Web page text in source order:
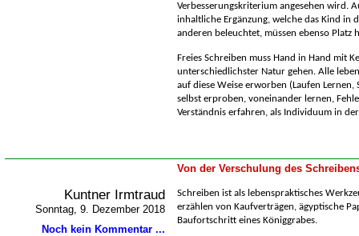
Verbesserungskriterium angesehen wird.
inhaltliche Ergänzung, welche das Kind in
anderen beleuchtet, müssen ebenso Platz
Freies Schreiben muss Hand in Hand mit
unterschiedlichster Natur gehen. Alle
auf diese Weise erworben (Laufen
selbst erproben, voneinander lernen,
Verständnis erfahren, als Individuum in
Von der Verschulung des
Kuntner Irmtraud
Sonntag, 9. Dezember 2018
Noch kein Kommentar ...
Schreiben ist als lebenspraktisches
erzählen von Kaufverträgen, ägyptische
Baufortschritt eines Königgrabes.